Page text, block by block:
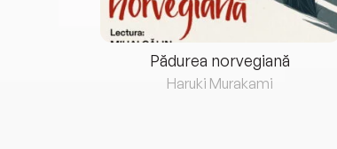
Pădurea norvegiană
Haruki Murakami